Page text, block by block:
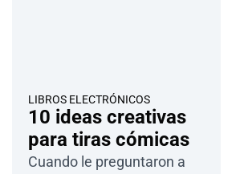
LIBROS ELECTRÓNICOS
10 ideas creativas
para tiras cómicas
Cuando le preguntaron a